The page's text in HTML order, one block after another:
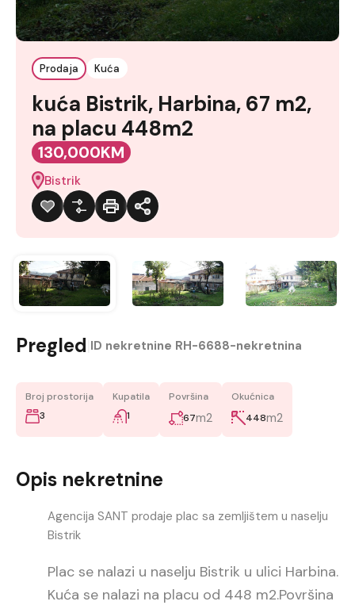
Prodaja Kuća
kuća Bistrik, Harbina, 67 m2,
na placu 448m2
130,000KM
Bistrik
Pregled ID nekretnine RH-6688-nekretnina
Broj prostorija
3
Kupatila
1
Površina
67m2
Okućnica
448m2
Opis nekretnine
Agencija SANT prodaje plac sa zemljištem u naselju
Bistrik
Plac se nalazi u naselju Bistrik u ulici Harbina.
Kuća se nalazi na placu od 448 m2.Površina